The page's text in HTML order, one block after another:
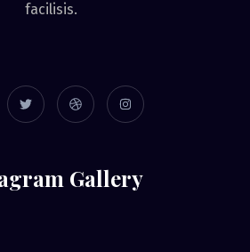
facilisis.
Gallery